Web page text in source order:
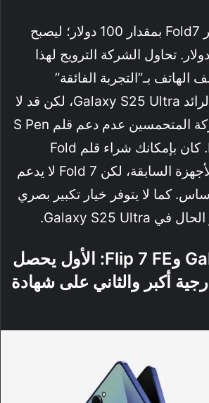
للأسف، ارتفع سعر Fold7 بمقدار 100 دولار؛ ليصبح
الآن بسعر 2000 دولار. تحاول الشركة الترويج لهذا
بـ”التجربة الفائقة”
المطابقة لهاتفها الرائد Galaxy S25 Ultra، لكن قد لا
يعجب محبي الشركة المتحمسين عدم دعم قلم S Pen
رسميًا في Fold 7. كان بإمكانك شراء قلم Fold
Edition منفصلًا للأجهزة السابقة، لكن Fold 7 لا يدعم
كما لا يتوفر خيار تكبير بصري
Galaxy Z Flip 7 وFlip 7 FE: الأول يحصل
أكبر والثاني على شهادة